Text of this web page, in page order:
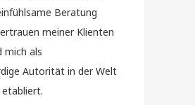
Beratung
meiner Klienten
mich als
Autorität in der Welt